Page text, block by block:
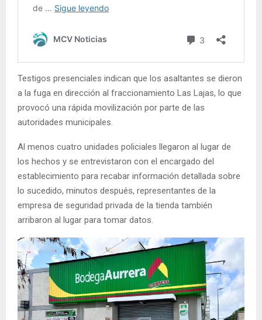
Testigos presenciales indican que los asaltantes se dieron
a la fuga en dirección al fraccionamiento Las Lajas, lo que
provocó una rápida movilización por parte de las
autoridades municipales.
Al menos cuatro unidades policiales llegaron al lugar de
los hechos y se entrevistaron con el encargado del
establecimiento para recabar información detallada sobre
lo sucedido, minutos después, representantes de la
empresa de seguridad privada de la tienda también
arribaron al lugar para tomar datos.